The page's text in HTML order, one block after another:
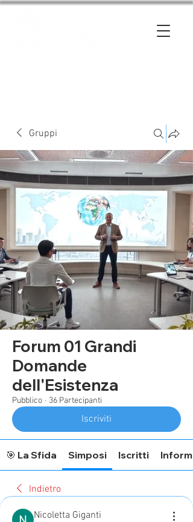
Gruppi
Forum 01 Grandi
Domande
dell'Esistenza
Pubblico · 36 Partecipanti
Iscriviti
🎯 La Sfida Simposi Iscritti
Indietro
Nicoletta Giganti